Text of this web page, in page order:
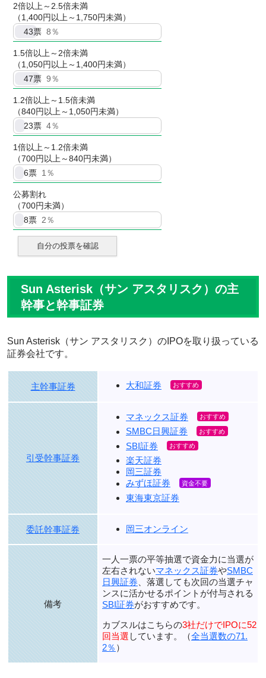
2倍以上～2.5倍未満
（1,400円以上～1,750円未満）
43票 8％
1.5倍以上～2倍未満
（1,050円以上～1,400円未満）
47票 9％
1.2倍以上～1.5倍未満
（840円以上～1,050円未満）
23票 4％
1倍以上～1.2倍未満
（700円以上～840円未満）
6票 1％
公募割れ
（700円未満）
8票 2％
自分の投票を確認
Sun Asterisk（サン アスタリスク）の主
幹事と幹事証券
Sun Asterisk（サン アスタリスク）のIPOを取り扱っている
証券会社です。
主幹事証券 大和証券
引受幹事証券
マネックス証券
SMBC日興証券
SBI証券
楽天証券
岡三証券
みずほ証券
東海東京証券
委託幹事証券 岡三オンライン
備考
一人一票の平等抽選で資金力に当選が
左右されないマネックス証券やSMBC
日興証券 、落選しても次回の当選チャ
ンスに活かせるポイントが付与される
SBI証券がおすすめです。
カブスルはこちらの3社だけでIPOに52
回当選 しています。（全当選数の71.
2％ ）